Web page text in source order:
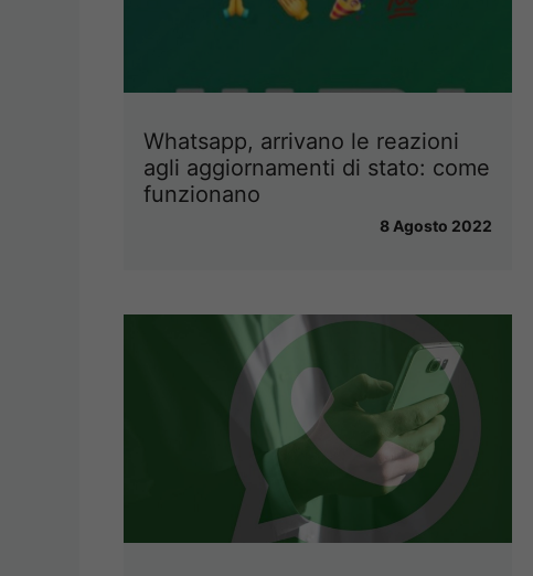
Whatsapp, arrivano le reazioni
agli aggiornamenti di stato: come
funzionano
8 Agosto 2022